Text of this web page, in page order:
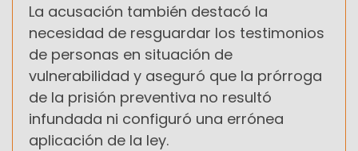
La acusación también destacó la
necesidad de resguardar los testimonios
de personas en situación de
vulnerabilidad y aseguró que la prórroga
de la prisión preventiva no resultó
infundada ni configuró una errónea
aplicación de la ley.